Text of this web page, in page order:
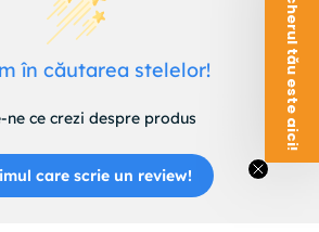
în căutarea stelelor!
ne ce crezi despre produs
care scrie un review!
Voucherul tău este aici!